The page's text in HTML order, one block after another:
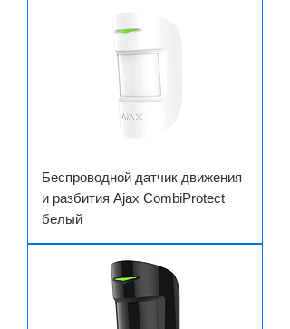
Беспроводной датчик движения
и разбития Ajax CombiProtect
белый